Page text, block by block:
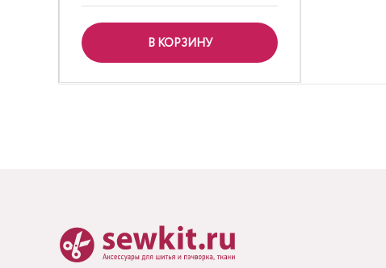
В КОРЗИНУ